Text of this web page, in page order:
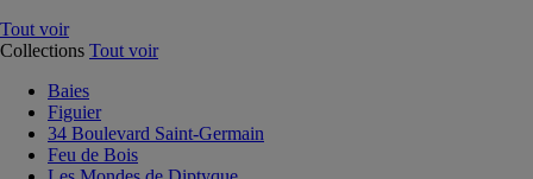
Tout voir
Collections Tout voir
Baies
Figuier
34 Boulevard Saint-Germain
Feu de Bois